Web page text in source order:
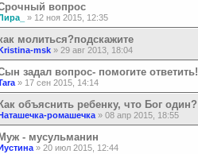
вопрос
» 12 ноя 2015, 12:35
молиться?подскажите
msk » 29 авг 2013, 18:04
задал вопрос- помогите ответить!
» 17 сен 2015, 14:14
Как объяснить ребенку, что Бог один?
ромашечка » 08 апр 2015, 18:55
Муж - мусульманин
» 20 июл 2015, 12:44